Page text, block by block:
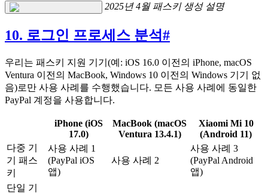
2025년 4월 패스키 생성 설명
10. 로그인 프로세스 분석#
우리는 패스키 지원 기기(예: iOS 16.0 이전의 iPhone, macOS
Ventura 이전의 MacBook, Windows 10 이전의 Windows 기기 없
음)로만 사용 사례를 수행했습니다. 모든 사용 사례에 동일한
PayPal 계정을 사용합니다.
iPhone (iOS
17.0)
MacBook (macOS
Ventura 13.4.1)
Xiaomi Mi 10
(Android 11)
다중 기
기 패스
키
사용 사례 1
(PayPal iOS
앱)
사용 사례 2
사용 사례 3
(PayPal Android
앱)
단일 기